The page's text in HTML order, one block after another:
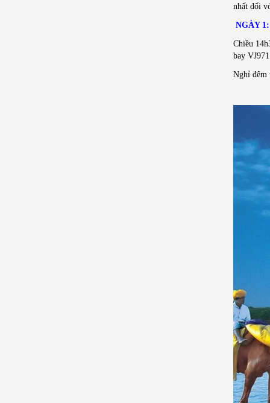
nhất đối
NGÀY
Chiều
bay
Nghỉ đêm